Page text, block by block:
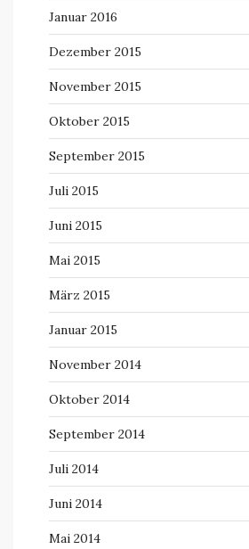
Januar 2016
Dezember 2015
November 2015
Oktober 2015
September 2015
Juli 2015
Juni 2015
Mai 2015
März 2015
Januar 2015
November 2014
Oktober 2014
September 2014
Juli 2014
Juni 2014
Mai 2014